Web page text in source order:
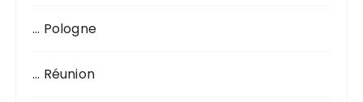
… Pologne
… Réunion